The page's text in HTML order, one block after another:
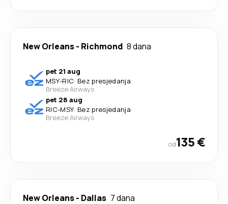
New Orleans- Richmond 8 dana
pet 21 aug
MSY-RIC· Bez presjedanja
Breeze Airways
pet 28 aug
RIC-MSY· Bez presjedanja
Breeze Airways
od135 €
New Orleans- Dallas 7 dana